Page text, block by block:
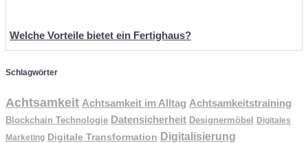
Welche Vorteile bietet ein Fertighaus?
Schlagwörter
Achtsamkeit Achtsamkeit im Alltag Achtsamkeitstraining
Blockchain Technologie Datensicherheit Designermöbel Digitales
Marketing Digitale Transformation Digitalisierung